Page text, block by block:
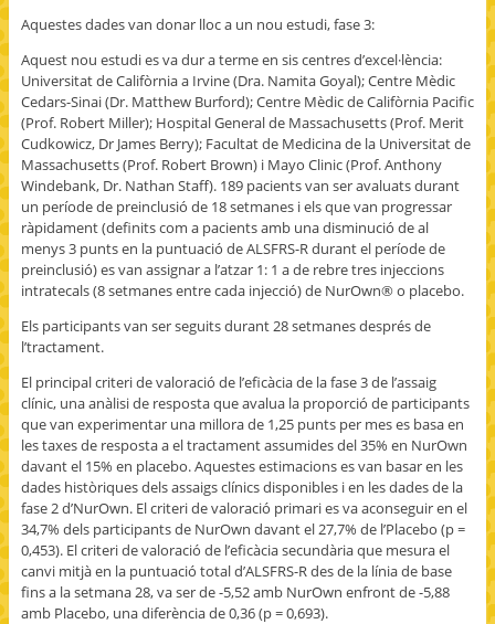
Aquestes dades van donar lloc a un nou estudi, fase 3:
Aquest nou estudi es va dur a terme en sis centres d’excel·lència:
Universitat de Califòrnia a Irvine (Dra. Namita Goyal); Centre Mèdic
Cedars-Sinai (Dr. Matthew Burford); Centre Mèdic de Califòrnia Pacific
(Prof. Robert Miller); Hospital General de Massachusetts (Prof. Merit
Cudkowicz, Dr James Berry); Facultat de Medicina de la Universitat de
Massachusetts (Prof. Robert Brown) i Mayo Clinic (Prof. Anthony
Windebank, Dr. Nathan Staff). 189 pacients van ser avaluats durant
un període de preinclusió de 18 setmanes i els que van progressar
ràpidament (definits com a pacients amb una disminució de al
menys 3 punts en la puntuació de ALSFRS-R durant el període de
preinclusió) es van assignar a l’atzar 1: 1 a de rebre tres injeccions
intratecals (8 setmanes entre cada injecció) de NurOwn® o placebo.
Els participants van ser seguits durant 28 setmanes després de
l’tractament.
El principal criteri de valoració de l’eficàcia de la fase 3 de l’assaig
clínic, una anàlisi de resposta que avalua la proporció de participants
que van experimentar una millora de 1,25 punts per mes es basa en
les taxes de resposta a el tractament assumides del 35% en NurOwn
davant el 15% en placebo. Aquestes estimacions es van basar en les
dades històriques dels assaigs clínics disponibles i en les dades de la
fase 2 d’NurOwn. El criteri de valoració primari es va aconseguir en el
34,7% dels participants de NurOwn davant el 27,7% de l’Placebo (p =
0,453). El criteri de valoració de l’eficàcia secundària que mesura el
canvi mitjà en la puntuació total d’ALSFRS-R des de la línia de base
fins a la setmana 28, va ser de -5,52 amb NurOwn enfront de -5,88
amb Placebo, una diferència de 0,36 (p = 0,693).